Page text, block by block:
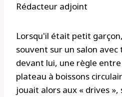
Rédacteur adjoint
Lorsqu'il était petit
souvent sur un salon avec
devant lui, une règle
plateau à boissons
jouait alors aux « drives